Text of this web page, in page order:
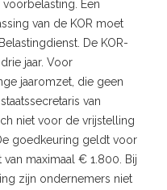
Een
van de KOR moet
De KOR-
jaar. Voor
jaaromzet, die geen
van
niet voor de vrijstelling
goedkeuring geldt voor
maximaal € 1.800. Bij
zijn ondernemers niet